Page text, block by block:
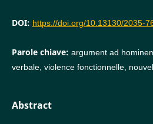
DOI: https://doi.org/10.13130/2035-
Parole chiave: argument ad
verbale, violence fonctionnelle,
Abstract